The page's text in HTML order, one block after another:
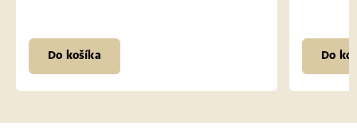
Do košíka Do